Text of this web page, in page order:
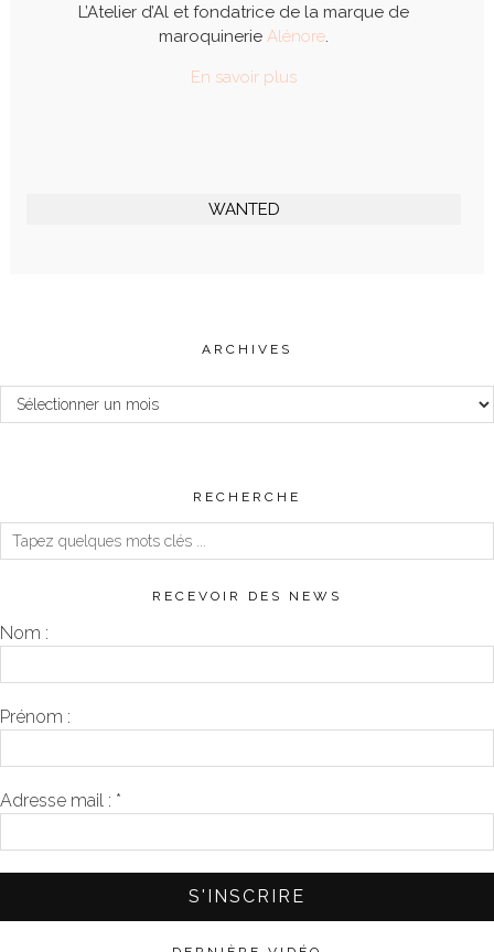
L’Atelier d’Al et fondatrice de la marque de
maroquinerie Alénore.
En savoir plus
WANTED
ARCHIVES
Archives
RECHERCHE
RECEVOIR DES NEWS
Nom :
Prénom :
Adresse mail : *